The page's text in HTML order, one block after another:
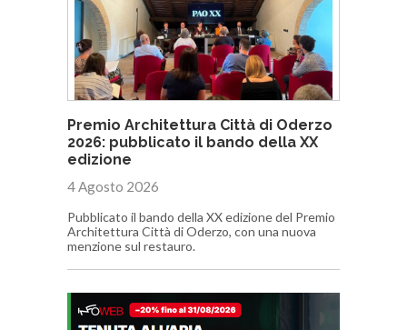
Premio Architettura Città di Oderzo
2026: pubblicato il bando della XX
edizione
4 Agosto 2026
Pubblicato il bando della XX edizione del Premio
Architettura Città di Oderzo, con una nuova
menzione sul restauro.